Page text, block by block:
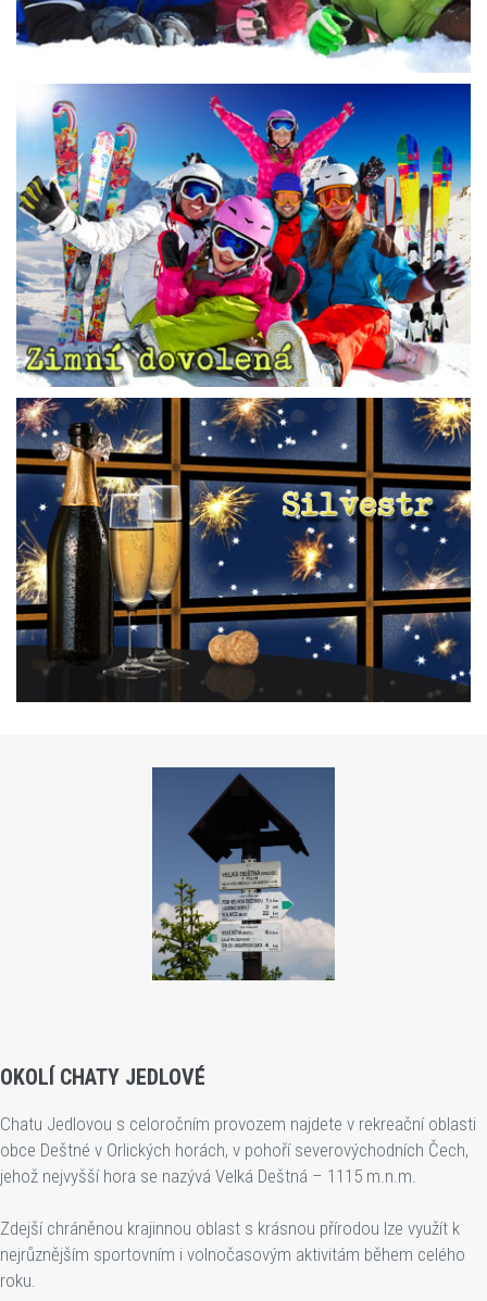
LYŽAŘSKÉ KURZY
Kliknutím zobrazíte detaily
ZIMNÍ DOVOLENÁ
Kliknutím zobrazíte detaily
OKOLÍ CHATY JEDLOVÉ
Chatu Jedlovou s celoročním provozem najdete v rekreační oblasti
obce Deštné v Orlických horách, v pohoří severovýchodních Čech,
jehož nejvyšší hora se nazývá Velká Deštná – 1115 m.n.m.
Zdejší chráněnou krajinnou oblast s krásnou přírodou lze využít k
nejrůznějším sportovním i volnočasovým aktivitám během celého
roku.